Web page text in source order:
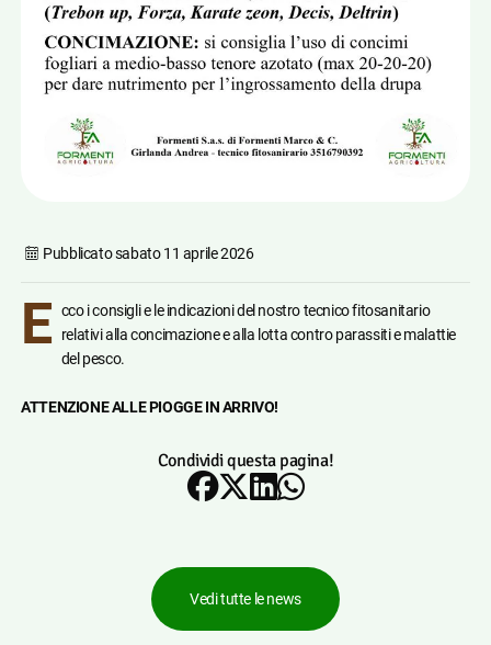
Pubblicatosabato 11 aprile 2026
E cco i consigli e le indicazioni del nostro tecnico fitosanitario
relativi alla concimazione e alla lotta contro parassiti e malattie
del pesco.
ATTENZIONE ALLE PIOGGE IN ARRIVO!
Condividi questa pagina!
Vedi tutte le news